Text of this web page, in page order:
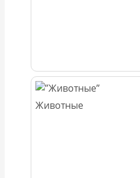
Животные